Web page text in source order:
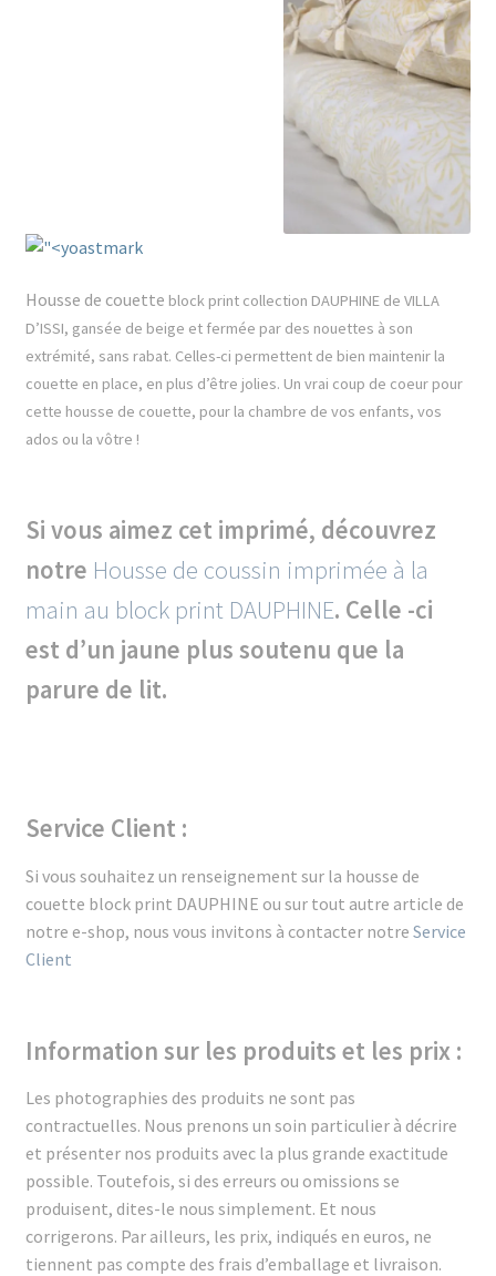
Housse de couette block print collection DAUPHINE de VILLA
D’ISSI, gansée de beige et fermée par des nouettes à son
extrémité, sans rabat. Celles-ci permettent de bien maintenir la
couette en place, en plus d’être jolies. Un vrai coup de coeur pour
cette housse de couette, pour la chambre de vos enfants, vos
ados ou la vôtre !
Si vous aimez cet imprimé, découvrez
notre Housse de coussin imprimée à la
main au block print DAUPHINE. Celle -ci
est d’un jaune plus soutenu que la
parure de lit.
Service Client :
Si vous souhaitez un renseignement sur la housse de
couette block print DAUPHINE ou sur tout autre article de
notre e-shop, nous vous invitons à contacter notre Service
Client
Information sur les produits et les prix :
Les photographies des produits ne sont pas
contractuelles. Nous prenons un soin particulier à décrire
et présenter nos produits avec la plus grande exactitude
possible. Toutefois, si des erreurs ou omissions se
produisent, dites-le nous simplement. Et nous
corrigerons. Par ailleurs, les prix, indiqués en euros, ne
tiennent pas compte des frais d’emballage et livraison.